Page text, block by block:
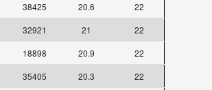
38425 20.6
22
32921 21
22
18898 20.9
22
35405 20.3
22